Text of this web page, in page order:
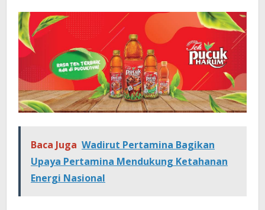
Baca Juga Wadirut Pertamina Bagikan
Upaya Pertamina Mendukung Ketahanan
Energi Nasional